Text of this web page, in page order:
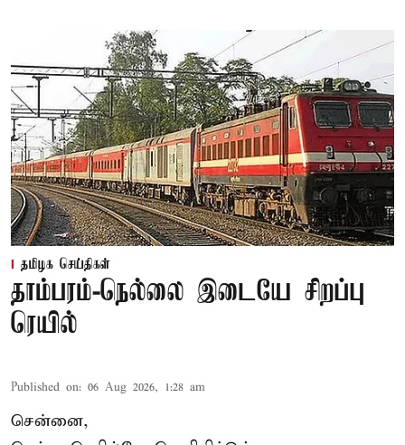
தமிழக செய்திகள்
தாம்பரம்-நெல்லை இடையே சிறப்பு
ரெயில்
Published on: 06 Aug 2026, 1:28 am
சென்னை,